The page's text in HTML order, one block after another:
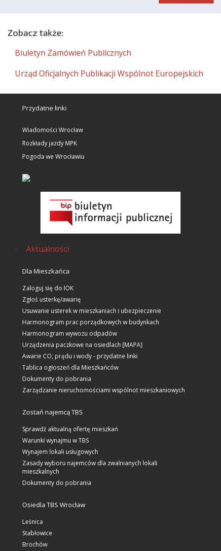
Zobacz także:
Biuletyn Zamówień Publicznych
Urząd Oficjalnych Publikacji Wspólnot Europejskich
Przydatne linki
Wiadomości Wrocław
Rozkłady jazdy MPK
Pogoda we Wrocławiu
Aktualności
Dla Mieszkańca
Zaloguj się do IOK
Zgłoś usterkę/awarię
Usuwanie usterek w mieszkaniach i ubezpieczenie
Harmonogram prac porządkowych w budynkach
Harmonogram wywozu odpadów
Urządzenia paczkowe na osiedlach [MAPA]
Awarie CO, prądu i wody - przydatne linki
Tablica ogłoszeń dla Mieszkańców
Dokumenty do pobrania
Zarządzanie nieruchomościami wspólnot mieszkaniowych
Zostań najemcą TBS
Sprawdź aktualną ofertę mieszkań
Warunki wynajmu w TBS
Wynajem lokali usługowych
Zasady wyboru najemców dla zwalnianych lokali
mieszkalnych
Dokumenty do pobrania
Osiedla TBS Wrocław
Leśnica
Stabłowice
Brochów